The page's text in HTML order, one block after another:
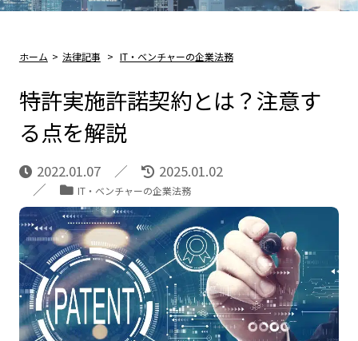
ホーム > 法律記事 > IT・ベンチャーの企業法務
特許実施許諾契約とは？注意す
る点を解説
2022.01.07 2025.01.02
IT・ベンチャーの企業法務